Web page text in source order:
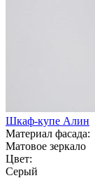
Шкаф-купе Алин
Материал фасада:
Матовое зеркало
Цвет:
Серый